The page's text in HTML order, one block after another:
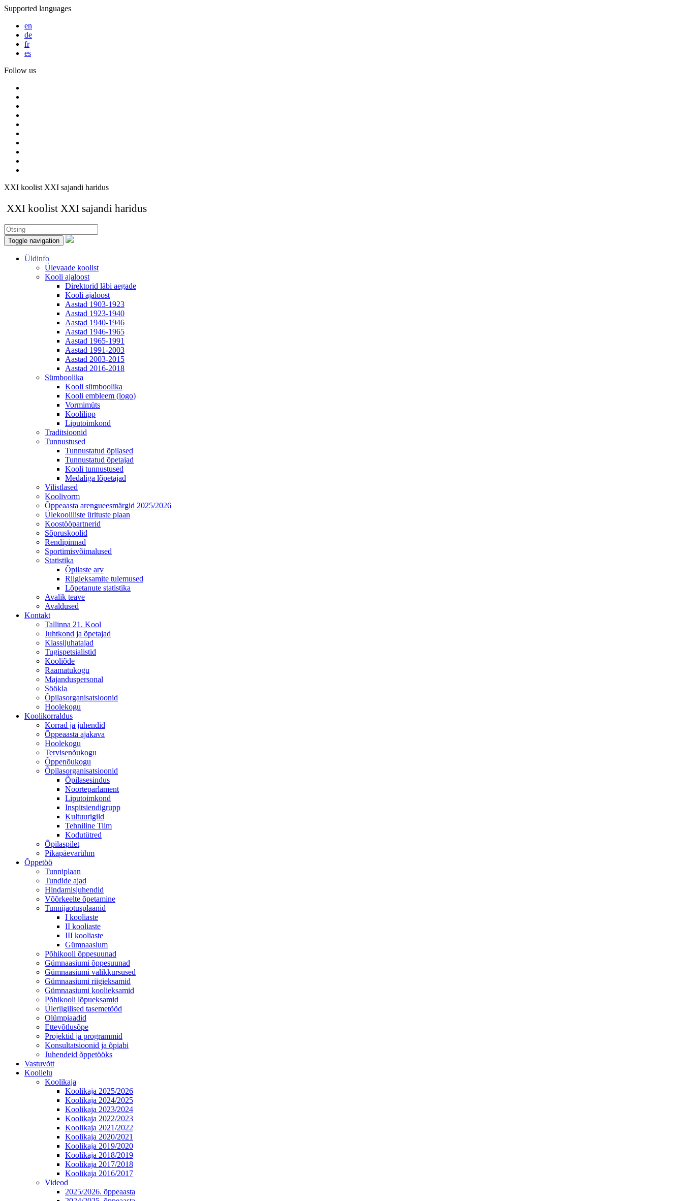
Supported languages
en
de
fr
es
Follow us
XXI koolist XXI sajandi haridus
XXI koolist XXI sajandi haridus
Toggle navigation
Üldinfo
Ülevaade koolist
Kooli ajaloost
Direktorid läbi aegade
Kooli ajaloost
Aastad 1903-1923
Aastad 1923-1940
Aastad 1940-1946
Aastad 1946-1965
Aastad 1965-1991
Aastad 1991-2003
Aastad 2003-2015
Aastad 2016-2018
Sümboolika
Kooli sümboolika
Kooli embleem (logo)
Vormimüts
Koolilipp
Liputoimkond
Traditsioonid
Tunnustused
Tunnustatud õpilased
Tunnustatud õpetajad
Kooli tunnustused
Medaliga lõpetajad
Vilistlased
Koolivorm
Õppeaasta arengueesmärgid 2025/2026
Ülekooliliste ürituste plaan
Koostööpartnerid
Sõpruskoolid
Rendipinnad
Sportimisvõimalused
Statistika
Õpilaste arv
Riigieksamite tulemused
Lõpetanute statistika
Avalik teave
Avaldused
Kontakt
Tallinna 21. Kool
Juhtkond ja õpetajad
Klassijuhatajad
Tugispetsialistid
Kooliõde
Raamatukogu
Majanduspersonal
Söökla
Õpilasorganisatsioonid
Hoolekogu
Koolikorraldus
Korrad ja juhendid
Õppeaasta ajakava
Hoolekogu
Tervisenõukogu
Õppenõukogu
Õpilasorganisatsioonid
Õpilasesindus
Noorteparlament
Liputoimkond
Inspitsiendigrupp
Kultuurigild
Tehniline Tiim
Kodutütred
Õpilaspilet
Pikapäevarühm
Õppetöö
Tunniplaan
Tundide ajad
Hindamisjuhendid
Võõrkeelte õpetamine
Tunnijaotusplaanid
I kooliaste
II kooliaste
III kooliaste
Gümnaasium
Põhikooli õppesuunad
Gümnaasiumi õppesuunad
Gümnaasiumi valikkursused
Gümnaasiumi riigieksamid
Gümnaasiumi koolieksamid
Põhikooli lõpueksamid
Üleriigilised tasemetööd
Olümpiaadid
Ettevõtlusõpe
Projektid ja programmid
Konsultatsioonid ja õpiabi
Juhendeid õppetööks
Vastuvõtt
Koolielu
Koolikaja
Koolikaja 2025/2026
Koolikaja 2024/2025
Koolikaja 2023/2024
Koolikaja 2022/2023
Koolikaja 2021/2022
Koolikaja 2020/2021
Koolikaja 2019/2020
Koolikaja 2018/2019
Koolikaja 2017/2018
Koolikaja 2016/2017
Videod
2025/2026. õppeaasta